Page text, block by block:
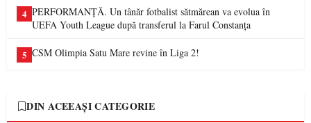
4 PERFORMANȚĂ. Un tânăr fotbalist sătmărean va evolua în
UEFA Youth League după transferul la Farul Constanța
5 CSM Olimpia Satu Mare revine în Liga 2!
DIN ACEEAȘI CATEGORIE